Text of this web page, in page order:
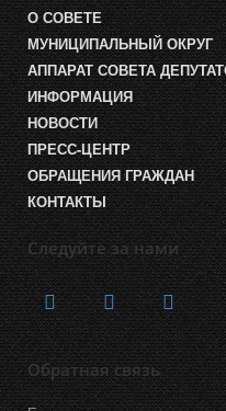
О СОВЕТЕ
МУНИЦИПАЛЬНЫЙ ОКРУГ
АППАРАТ СОВЕТА
ИНФОРМАЦИЯ
НОВОСТИ
ПРЕСС-ЦЕНТР
ОБРАЩЕНИЯ ГРАЖДАН
КОНТАКТЫ
Следуйте за нами
Обратная связь